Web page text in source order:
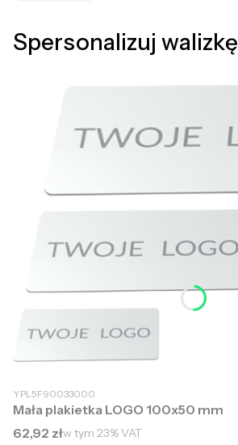
Spersonalizuj walizkę
YPL5F90033000
Mała plakietka LOGO 100x50 mm
Cena brutto
62,92 złw tym 23%VAT